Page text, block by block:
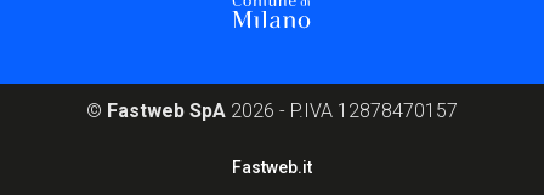
© Fastweb SpA 2026 - P.IVA 12878470157
Fastweb.it